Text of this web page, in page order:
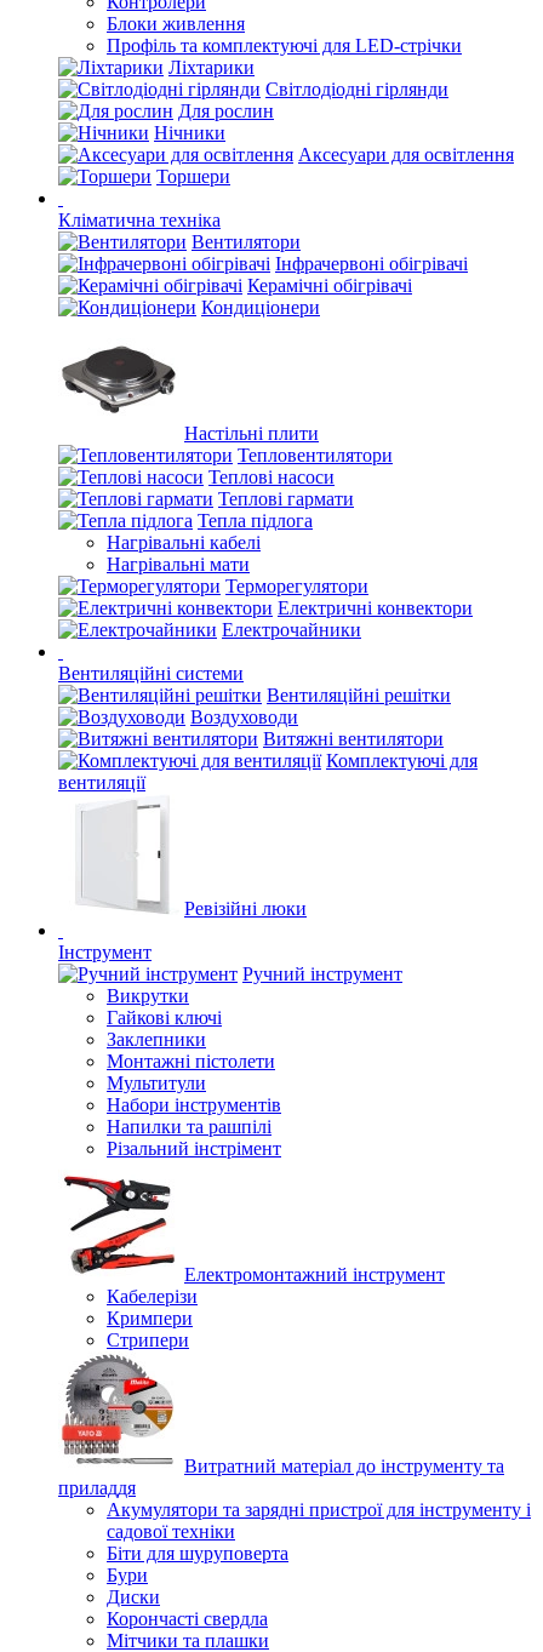
Блоки живлення
Профіль та комплектуючі для LED-стрічки
Ліхтарики
Світлодіодні гірлянди
Для рослин
Нічники
Аксесуари для освітлення
Торшери
Кліматична техніка
Вентилятори
Інфрачервоні обігрівачі
Керамічні обігрівачі
Кондиціонери
Настільні плити
Тепловентилятори
Теплові насоси
Теплові гармати
Тепла підлога
Нагрівальні кабелі
Нагрівальні мати
Терморегулятори
Електричні конвектори
Електрочайники
Вентиляційні системи
Вентиляційні решітки
Воздуховоди
Витяжні вентилятори
Комплектуючі для
вентиляції
Ревізійні люки
Інструмент
Ручний інструмент
Викрутки
Гайкові ключі
Заклепники
Монтажні пістолети
Мультитули
Набори інструментів
Напилки та рашпілі
Різальний інстрімент
Електромонтажний інструмент
Кабелерізи
Кримпери
Стрипери
Витратний матеріал до інструменту та
приладдя
Акумулятори та зарядні пристрої для інструменту і
садової техніки
Біти для шуруповерта
Бури
Диски
Корончасті свердла
Мітчики та плашки